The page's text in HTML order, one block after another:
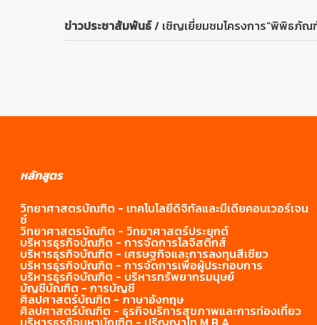
ข่าวประชาสัมพันธ์ เชิญเยี่ยมชมโครงการ“พิพิธภั
หลักสูตร
วิทยาศาสตรบัณฑิต - เทคโนโลยีดิจิทัลและมีเดียคอนเวอร์เจน
ซ์
วิทยาศาสตรบัณฑิต - วิทยาศาสตร์ประยุกต์
บริหารธุรกิจบัณฑิต - การจัดการโลจิสติกส์
บริหารธุรกิจบัณฑิต - เศรษฐกิจและการลงทุนสีเชียว
บริหารธุรกิจบัณฑิต - การจัดการเพื่อผู้ประกอบการ
บริหารธุรกิจบัณฑิต - บริหารทรัพยากรมนุษย์
บัญชีบัณฑิต - การบัญชี
ศิลปศาสตร์บัณฑิต - ภาษาอังกฤษ
ศิลปศาสตร์บัณฑิต - ธุรกิจบริการสุขภาพและการท่องเที่ยว